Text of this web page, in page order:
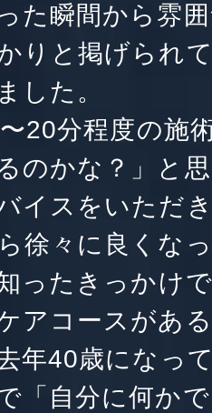
た瞬間から雰
りと掲げられ
した。
20分程度の施
のかな？」と
イスをいただ
徐々に良くな
ったきっかけ
アコースがあ
年40歳になっ
「自分に何か